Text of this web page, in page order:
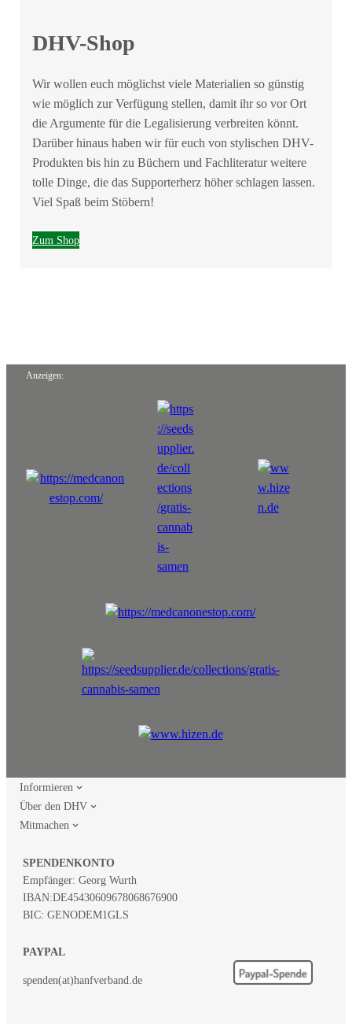
DHV-Shop
Wir wollen euch möglichst viele Materialien so günstig
wie möglich zur Verfügung stellen, damit ihr so vor Ort
die Argumente für die Legalisierung verbreiten könnt.
Darüber hinaus haben wir für euch von stylischen DHV-
Produkten bis hin zu Büchern und Fachliteratur weitere
tolle Dinge, die das Supporterherz höher schlagen lassen.
Viel Spaß beim Stöbern!
Zum Shop
Anzeigen:
Informieren
Über den DHV
Mitmachen
SPENDENKONTO
Empfänger: Georg Wurth
IBAN:DE45430609678068676900
BIC: GENODEM1GLS
PAYPAL
spenden(at)hanfverband.de